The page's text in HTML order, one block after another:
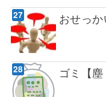
おせっ
ゴミ【